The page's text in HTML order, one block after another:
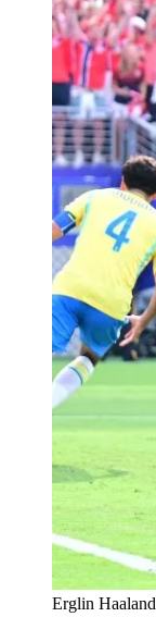
Erglin